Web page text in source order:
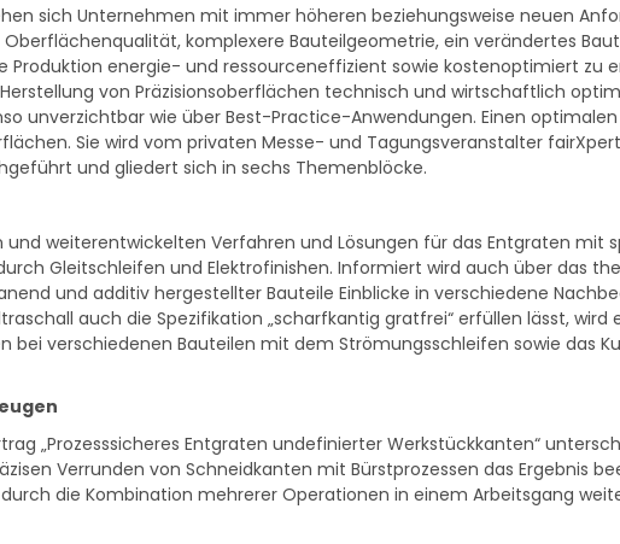
sich Unternehmen mit immer höheren beziehungsweise neuen
komplexere Bauteilgeometrie, ein verändertes
Produktion energie- und ressourceneffizient sowie kostenoptimiert zu
von Präzisionsoberflächen technisch und wirtschaftlich
unverzichtbar wie über Best-Practice-Anwendungen. Einen
Sie wird vom privaten Messe- und Tagungsveranstalter
und gliedert sich in sechs Themenblöcke.
und weiterentwickelten Verfahren und Lösungen für das Entgraten
Gleitschleifen und Elektrofinishen. Informiert wird auch über das
und additiv hergestellter Bauteile Einblicke in verschiedene
auch die Spezifikation „scharfkantig gratfrei“ erfüllen lässt,
bei verschiedenen Bauteilen mit dem Strömungsschleifen sowie das
„Prozesssicheres Entgraten undefinierter Werkstückkanten“
Verrunden von Schneidkanten mit Bürstprozessen das Ergebnis
die Kombination mehrerer Operationen in einem Arbeitsgang